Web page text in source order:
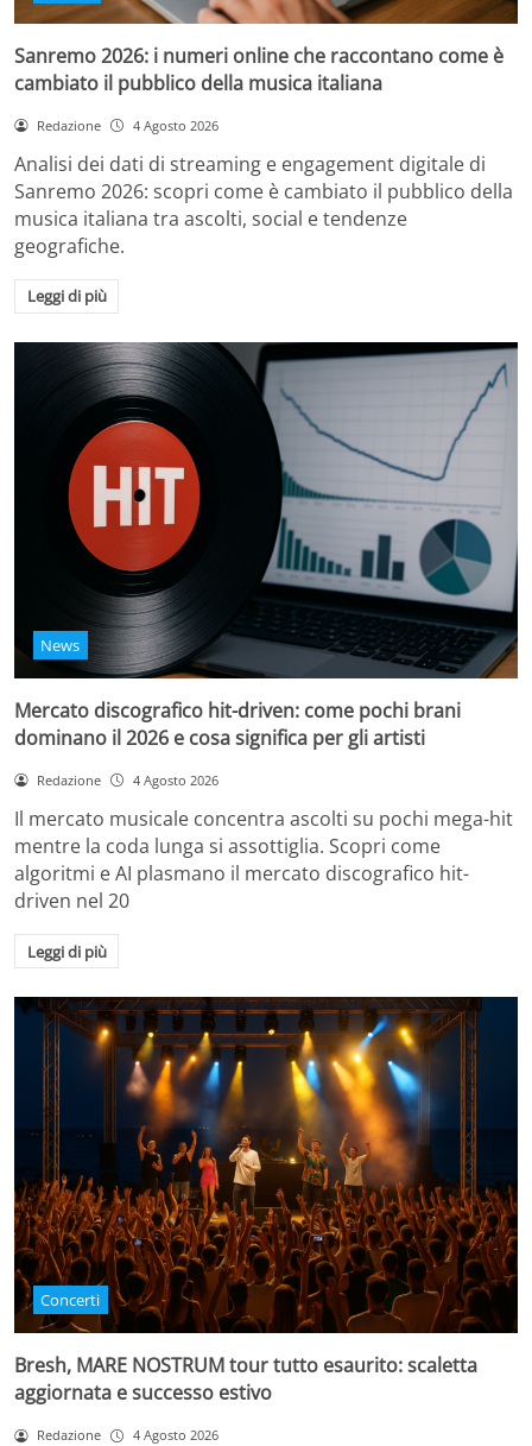
Sanremo 2026: i numeri online che raccontano come è
cambiato il pubblico della musica italiana
Redazione 4 Agosto 2026
Analisi dei dati di streaming e engagement digitale di
Sanremo 2026: scopri come è cambiato il pubblico della
musica italiana tra ascolti, social e tendenze
geografiche.
Leggi di più
News
Mercato discografico hit-driven: come pochi brani
dominano il 2026 e cosa significa per gli artisti
Redazione 4 Agosto 2026
Il mercato musicale concentra ascolti su pochi mega-hit
mentre la coda lunga si assottiglia. Scopri come
algoritmi e AI plasmano il mercato discografico hit-
driven nel 20
Leggi di più
Concerti
Bresh, MARE NOSTRUM tour tutto esaurito: scaletta
aggiornata e successo estivo
Redazione 4 Agosto 2026